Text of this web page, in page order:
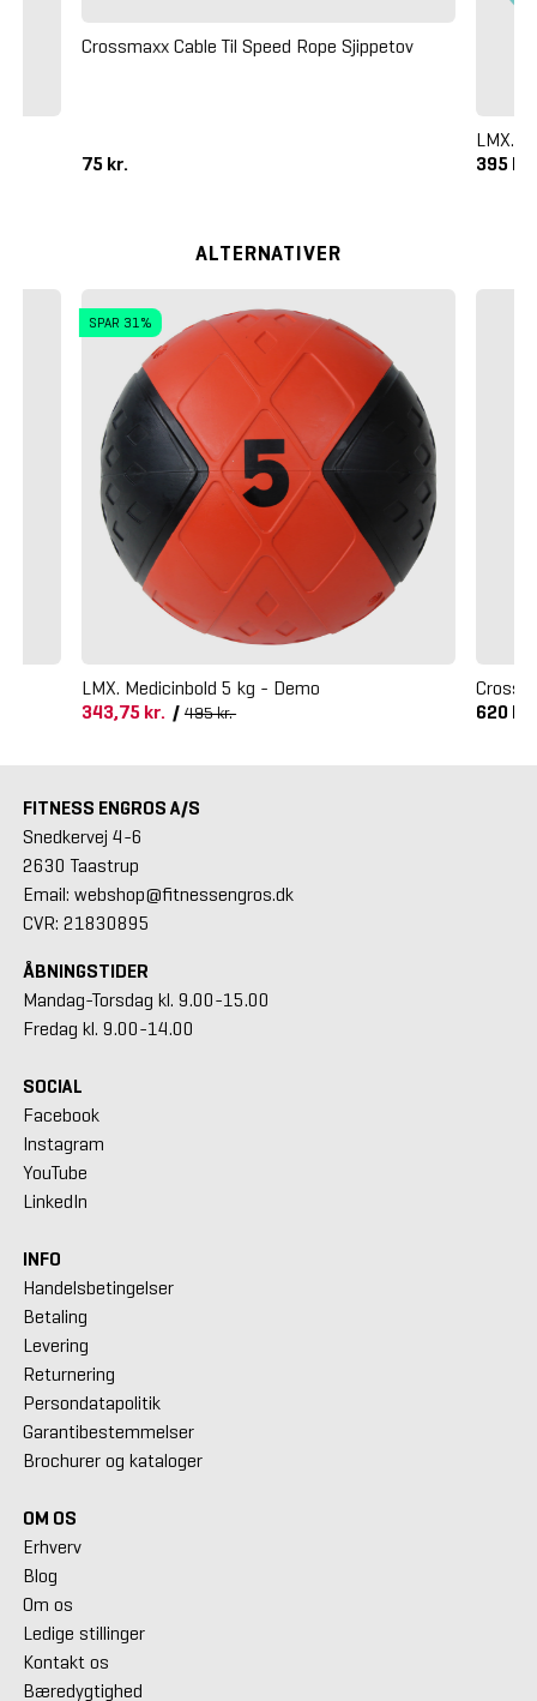
Crossmaxx Cable Til Speed Rope Sjippetov
75 kr.
LMX.
395 kr.
ALTERNATIVER
SPAR 31%
LMX. Medicinbold 5 kg - Demo
343,75 kr. / 495 kr.
620 kr.
FITNESS ENGROS A/S
Snedkervej 4-6
2630 Taastrup
Email: webshop@fitnessengros.dk
CVR: 21830895
ÅBNINGSTIDER
Mandag-Torsdag kl. 9.00-15.00
Fredag kl. 9.00-14.00
SOCIAL
Facebook
Instagram
YouTube
LinkedIn
INFO
Handelsbetingelser
Betaling
Levering
Returnering
Persondatapolitik
Garantibestemmelser
Brochurer og kataloger
OM OS
Erhverv
Blog
Om os
Ledige stillinger
Kontakt os
Bæredygtighed